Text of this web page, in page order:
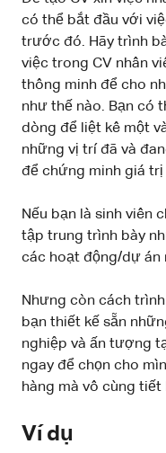
có thể bắt đầu với
trước đó. Hãy trình
việc trong CV nhân
thông minh để cho
như thế nào. Bạn có
dòng để liệt kê một
những vị trí đã và
để chứng minh giá trị
Nếu bạn là sinh viên
tập trung trình bày
các hoạt động/dự án
Nhưng còn cách
bạn thiết kế sẵn
nghiệp và ấn tượng
ngay để chọn cho
hàng mà vô cùng
Ví dụ